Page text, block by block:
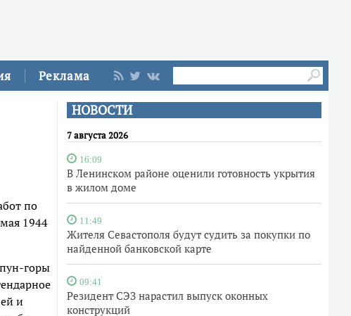
Реклама
НОВОСТИ
7 августа 2026
16:09
В Ленинском районе оценили готовность укрытия
в жилом доме
11:49
Жителя Севастополя будут судить за покупки по
найденной банковской карте
09:41
Резидент СЭЗ нарастил выпуск оконных
конструкций
по
1944
горы
и